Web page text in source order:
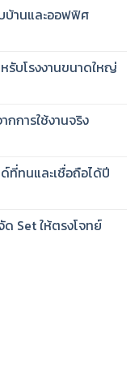
บ้านและออฟฟิศ
รับโรงงานขนาดใหญ่
การใช้งานจริง
ที่ทนและเชื่อถือได้ปี
ด Set ให้ตรงโจทย์